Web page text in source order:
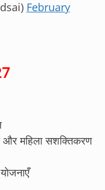
February
और महिला सशक्तिकरण